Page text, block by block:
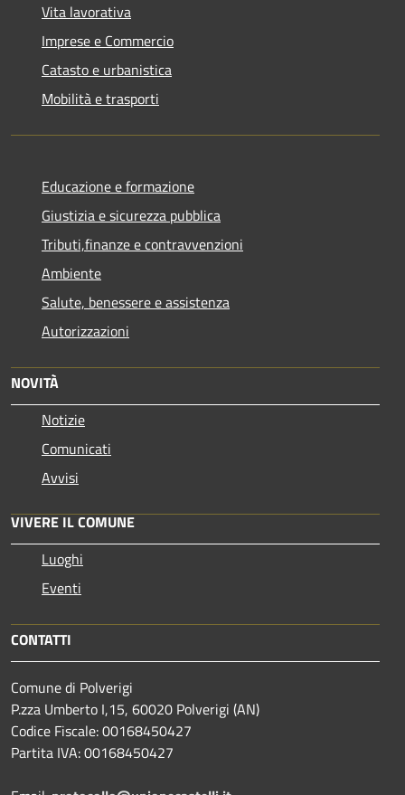
Vita lavorativa
Imprese e Commercio
Catasto e urbanistica
Mobilità e trasporti
Educazione e formazione
Giustizia e sicurezza pubblica
Tributi,finanze e contravvenzioni
Ambiente
Salute, benessere e assistenza
Autorizzazioni
NOVITÀ
Notizie
Comunicati
Avvisi
VIVERE IL COMUNE
Luoghi
Eventi
CONTATTI
Comune di Polverigi
P.zza Umberto I,15, 60020 Polverigi (AN)
Codice Fiscale: 00168450427
Partita IVA: 00168450427